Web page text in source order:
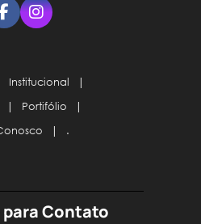
Institucional
|
| Portifólio
|
| .
Contato